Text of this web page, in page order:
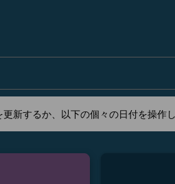
新するか、以下の個々の日付を操作